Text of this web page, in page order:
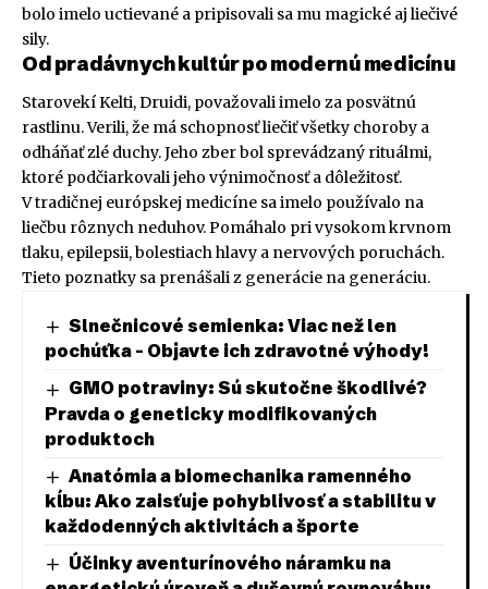
bolo imelo uctievané a pripisovali sa mu magické aj liečivé
sily.
Od pradávnych kultúr po modernú medicínu
Starovekí Kelti, Druidi, považovali imelo za posvätnú
rastlinu. Verili, že má schopnosť liečiť všetky choroby a
odháňať zlé duchy. Jeho zber bol sprevádzaný rituálmi,
ktoré podčiarkovali jeho výnimočnosť a dôležitosť.
V tradičnej európskej medicíne sa imelo používalo na
liečbu rôznych neduhov. Pomáhalo pri vysokom krvnom
tlaku, epilepsii, bolestiach hlavy a nervových poruchách.
Tieto poznatky sa prenášali z generácie na generáciu.
Slnečnicové semienka: Viac než len
pochúťka – Objavte ich zdravotné výhody!
GMO potraviny: Sú skutočne škodlivé?
Pravda o geneticky modifikovaných
produktoch
Anatómia a biomechanika ramenného
kĺbu: Ako zaisťuje pohyblivosť a stabilitu v
každodenných aktivitách a športe
Účinky aventurínového náramku na